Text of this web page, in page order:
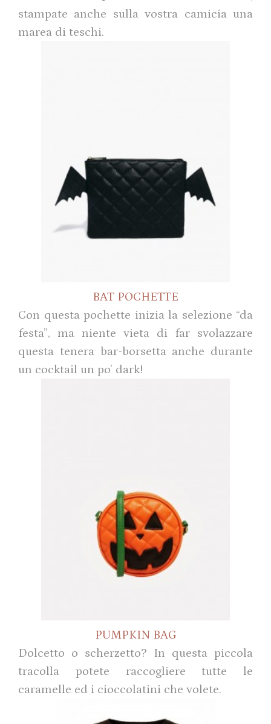
stampate anche sulla vostra camicia una
marea di teschi.
BAT POCHETTE
Con questa pochette inizia la selezione “da
festa”, ma niente vieta di far svolazzare
questa tenera bar-borsetta anche durante
un cocktail un po’ dark!
PUMPKIN BAG
Dolcetto o scherzetto? In questa piccola
tracolla potete raccogliere tutte le
caramelle ed i cioccolatini che volete.